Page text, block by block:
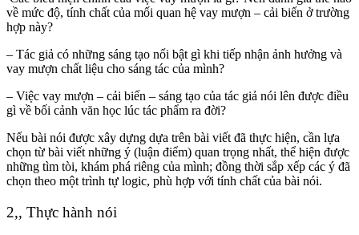
về mức độ, tính chất của mối quan hệ vay mượn – cải biến ở trường
hợp này?
– Tác giả có những sáng tạo nổi bật gì khi tiếp nhận ảnh hưởng và
vay mượn chất liệu cho sáng tác của mình?
– Việc vay mượn – cải biến – sáng tạo của tác giả nói lên được điều
gì về bối cảnh văn học lúc tác phẩm ra đời?
Nếu bài nói được xây dựng dựa trên bài viết đã thực hiện, cần lựa
chọn từ bài viết những ý (luận điểm) quan trọng nhất, thể hiện được
những tìm tòi, khám phá riêng của mình; đồng thời sắp xếp các ý đã
chọn theo một trình tự logic, phù hợp với tính chất của bài nói.
2,, Thực hành nói